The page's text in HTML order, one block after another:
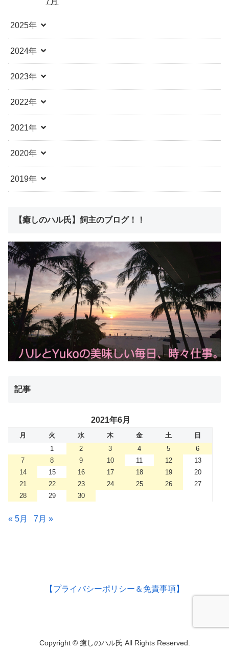
2025年
2024年
2023年
2022年
2021年
2020年
2019年
【癒しのハル氏】飼主のブログ！！
記事
2021年6月
月 火 水 木 金 土
日
1
2 3 4 5
6
7
8 9 10 11 12
13
14
15 16 17 18 19
20
21
22 23 24 25 26
27
28
29 30
« 5月 7月 »
【プライバシーポリシー＆免責事項】
Copyright © 癒しのハル氏 All Rights Reserved.